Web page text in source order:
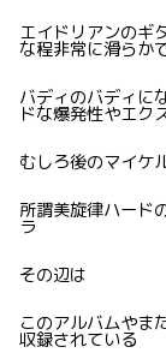
エイドリアンのギ
な程非常に滑らか
バディのバディに
ドな爆発性やエク
むしろ後のマイケ
所謂美旋律ハード
ラ
その辺は
このアルバムやま
収録されている